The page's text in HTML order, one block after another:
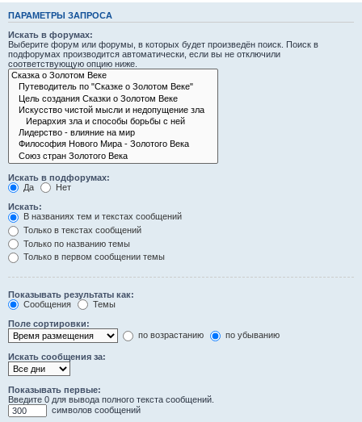
ПАРАМЕТРЫ ЗАПРОСА
Искать в форумах:
Выберите форум или форумы, в которых будет произведён поиск. Поиск в
подфорумах производится автоматически, если вы не отключили
соответствующую опцию ниже.
Искать в подфорумах:
Да
Нет
Искать:
В названиях тем и текстах сообщений
Только в текстах сообщений
Только по названию темы
Только в первом сообщении темы
Показывать результаты как:
Сообщения
Темы
Поле сортировки:
по возрастанию
по убыванию
Искать сообщения за:
Показывать первые:
Введите 0 для вывода полного текста сообщений.
символов сообщений